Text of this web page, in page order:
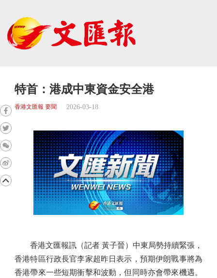
特首：港成中東資金安全港
香港文匯報 要聞 2026-03-18
香港文匯報訊（記者 黃子晉）中東局勢持續緊張，
香港特區行政長官李家超昨日表示，預期伊朗戰事將為
香港帶來一些短期衝擊和波動，但同時亦會帶來機遇。